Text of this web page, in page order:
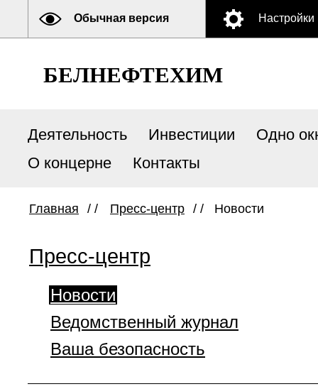
Обычная версия Настройки
БЕЛНЕФТЕХИМ
Деятельность Инвестиции
Одно
О концерне
Контакты
Главная / / Пресс-центр / / Новости
Пресс-центр
Новости
Ведомственный журнал
Ваша безопасность